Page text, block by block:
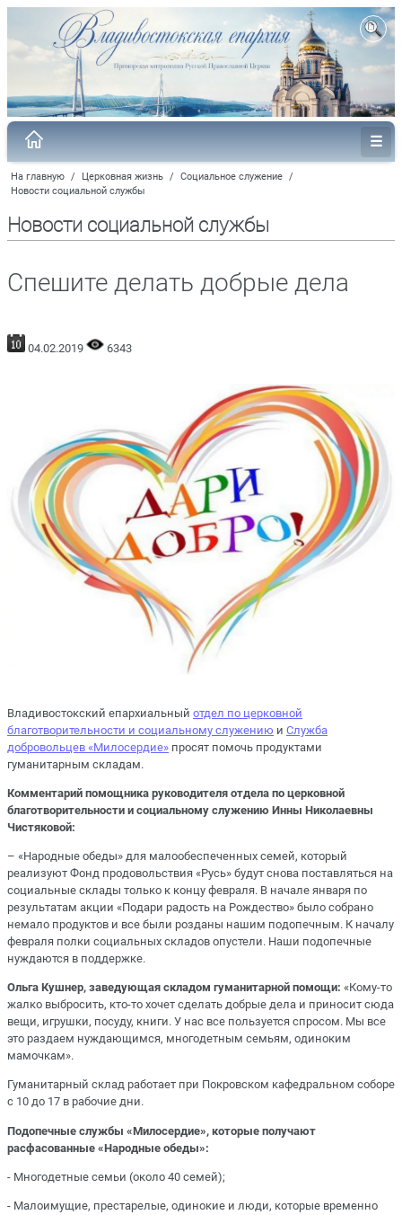
На главную / Церковная жизнь / Социальное служение /
Новости социальной службы
Новости социальной службы
Спешите делать добрые дела
04.02.2019 6343
Владивостокский епархиальный отдел по церковной
благотворительности и социальному служению и Служба
добровольцев «Милосердие» просят помочь продуктами
гуманитарным складам.
Комментарий помощника руководителя отдела по церковной
благотворительности и социальному служению Инны Николаевны
Чистяковой:
– «Народные обеды» для малообеспеченных семей, который
реализуют Фонд продовольствия «Русь» будут снова поставляться на
социальные склады только к концу февраля. В начале января по
результатам акции «Подари радость на Рождество» было собрано
немало продуктов и все были розданы нашим подопечным. К началу
февраля полки социальных складов опустели. Наши подопечные
нуждаются в поддержке.
Ольга Кушнер, заведующая складом гуманитарной помощи: «Кому-то
жалко выбросить, кто-то хочет сделать добрые дела и приносит сюда
вещи, игрушки, посуду, книги. У нас все пользуется спросом. Мы все
это раздаем нуждающимся, многодетным семьям, одиноким
мамочкам».
Гуманитарный склад работает при Покровском кафедральном соборе
с 10 до 17 в рабочие дни.
Подопечные службы «Милосердие», которые получают
расфасованные «Народные обеды»:
- Многодетные семьи (около 40 семей);
- Малоимущие, престарелые, одинокие и люди, которые временно